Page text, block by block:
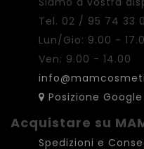
Tel. 02 / 95 74 33
Lun/Gio: 9.00 -
Ven: 9.00 - 14.00
Posizione
Acquistare su
Spedizioni e